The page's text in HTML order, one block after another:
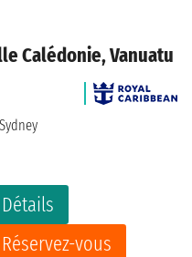
Calédonie, Vanuatu
Détails
Réservez-vous
Sydney